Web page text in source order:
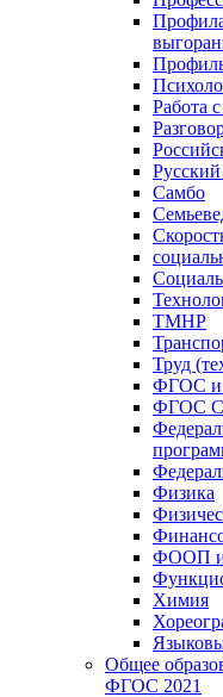
Работа
Русский
Самбо
ТМНР
Труд
ФГОС
ФГОС
Физика
ФООП
Химия
Общее
ФГОС 2021